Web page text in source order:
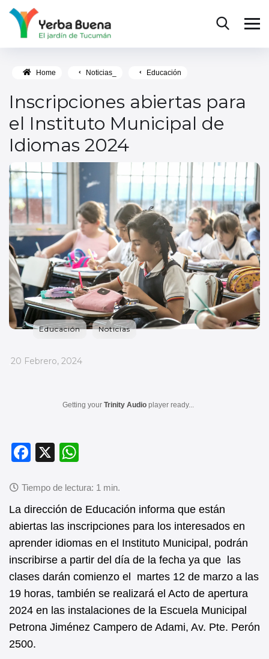
Home Noticias_ Educación
Inscripciones abiertas para
el Instituto Municipal de
Idiomas 2024
Educación Noticias
_
20 Febrero, 2024
Getting your Trinity Audio player ready...
F
c
e
b
o
o
k
X
at
s
A
p
p
La dirección de Educación informa que están
abiertas las inscripciones para los interesados en
aprender idiomas en el Instituto Municipal, podrán
inscribirse a partir del día de la fecha ya que las
clases darán comienzo el martes 12 de marzo a las
19 horas, también se realizará el Acto de apertura
2024 en las instalaciones de la Escuela Municipal
Petrona Jiménez Campero de Adami, Av. Pte. Perón
2500.